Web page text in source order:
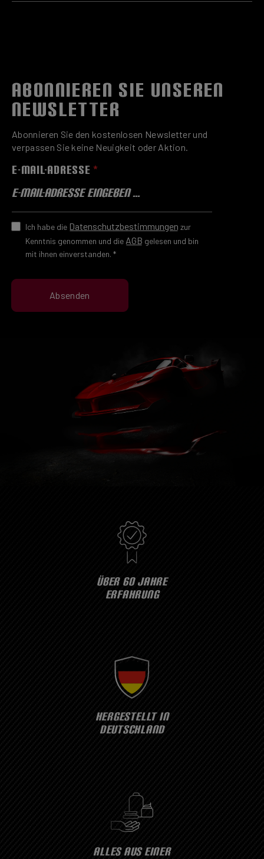
ÜBER 60 JAHRE
ERFAHRUNG
HERGESTELLT IN
DEUTSCHLAND
ALLES AUS EINER
ABONNIEREN SIE UNSEREN
NEWSLETTER
Abonnieren Sie den kostenlosen Newsletter und
verpassen Sie keine Neuigkeit oder Aktion.
E-MAIL-ADRESSE*
Ich habe die Datenschutzbestimmungen zur
Kenntnis genommen und die AGB gelesen und bin
mit ihnen einverstanden. *
Absenden